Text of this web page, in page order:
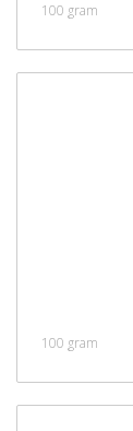
100 gram
100 gram